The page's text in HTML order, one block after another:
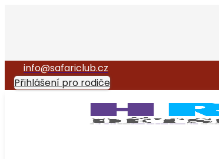
info@safariclub.cz
Přihlášení pro rodiče